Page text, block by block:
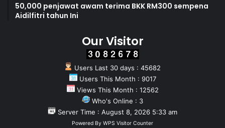
50,000 penjawat awam terima BKK RM300 sempena
Aidilfitri tahun Ini
Our Visitor
Users Last 30 days : 45682
Users This Month : 9017
Views This Month : 12562
Who's Online : 3
Server Time : August 8, 2026 5:33 am
Powered By WPS Visitor Counter